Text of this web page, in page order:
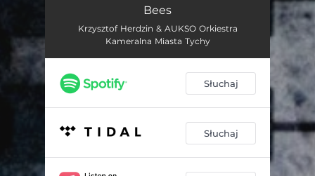
Bees
Krzysztof Herdzin & AUKSO Orkiestra
Kameralna Miasta Tychy
Słuchaj
Słuchaj